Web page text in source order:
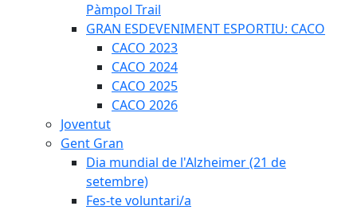
Pàmpol Trail
GRAN ESDEVENIMENT ESPORTIU: CACO
CACO 2023
CACO 2024
CACO 2025
CACO 2026
Joventut
Gent Gran
Dia mundial de l'Alzheimer (21 de
setembre)
Fes-te voluntari/a